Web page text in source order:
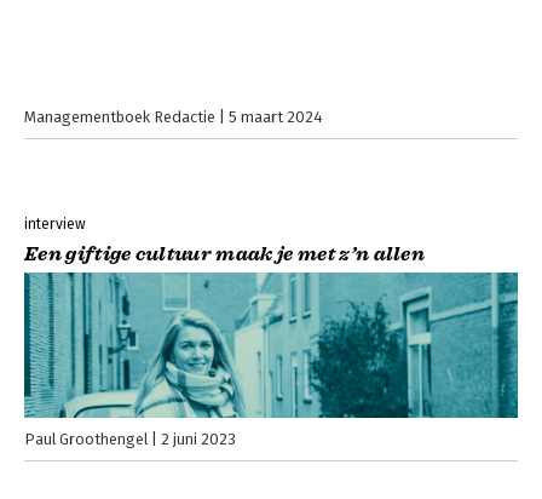
Managementboek Redactie 5 maart 2024
interview
Een giftige cultuur maak je met z’n allen
Paul Groothengel 2 juni 2023